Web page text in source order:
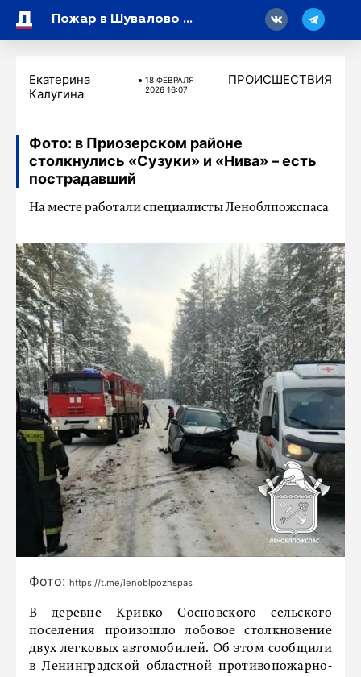
Пожар в Шувалово локализовали спустя час с лишним
Екатерина
Калугина
18 ФЕВРАЛЯ
2026 16:07
ПРОИСШЕСТВИЯ
Фото: в Приозерском районе
столкнулись «Сузуки» и «Нива» – есть
пострадавший
На месте работали специалисты Леноблпожспаса
Фото: https://t.me/lenoblpozhspas
В деревне Кривко Сосновского сельского
поселения произошло лобовое столкновение
двух легковых автомобилей. Об этом сообщили
в Ленинградской областной противопожарно-